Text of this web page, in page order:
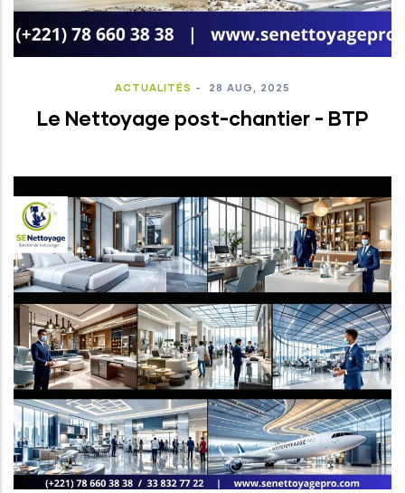
ACTUALITÉS - 28 AUG, 2025
Le Nettoyage post-chantier - BTP